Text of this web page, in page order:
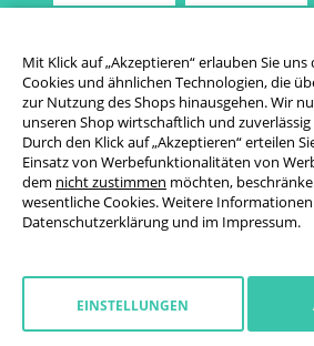
AGB
Widerrufsrecht
Mit Klick auf „Akzeptieren“ erlauben Sie
Cookies und ähnlichen Technologien, die
zur Nutzung des Shops hinausgehen. Wir
unseren Shop wirtschaftlich und
Durch den Klick auf „Akzeptieren“ erteilen
Einsatz von Werbefunktionalitäten von
dem nicht zustimmen möchten,
wesentliche Cookies. Weitere
Datenschutzerklärung und im Impressum.
EINSTELLUNGEN